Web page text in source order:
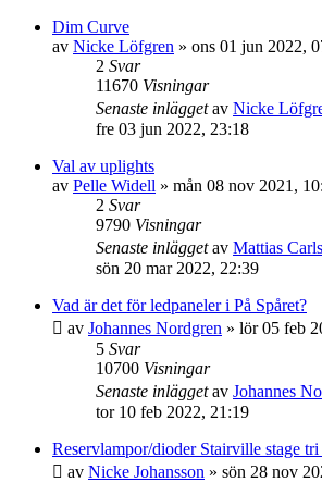
Dim Curve
av Nicke Löfgren » ons 01 jun 2022,
2 Svar
11670 Visningar
Senaste inläggetav Nicke
fre 03 jun 2022, 23:18
Val av uplights
av Pelle Widell » mån 08 nov 2021,
2 Svar
9790 Visningar
Senaste inläggetav Mattias
sön 20 mar 2022, 22:39
Vad är det för ledpaneler i På Spåret?
av Johannes Nordgren » lör 05 feb
5 Svar
10700 Visningar
Senaste inläggetav Johannes
tor 10 feb 2022, 21:19
Reservlampor/dioder Stairville stage
av Nicke Johansson » sön 28 nov